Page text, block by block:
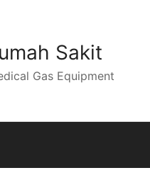
Sakit
Gas Equipment